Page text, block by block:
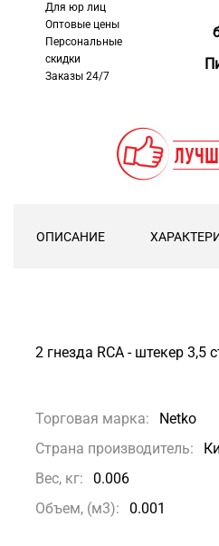
Для юр лиц
Оптовые цены
Персональные
скидки
Заказы 24/7
ОПИСАНИЕ
2 гнезда RCA - штекер 3,5
Торговая марка:
Netko
Страна производитель:
Вес, кг:
0.006
Объем, (м3):
0.001